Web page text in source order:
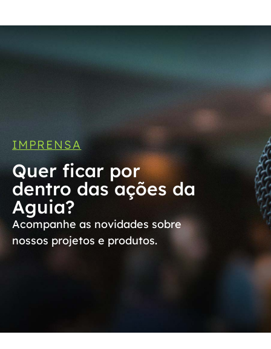
IMPRENSA
Quer ficar por
dentro das ações da
Aguia?
Acompanhe as novidades sobre
nossos projetos e produtos.